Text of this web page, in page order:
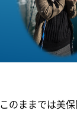
このままでは美